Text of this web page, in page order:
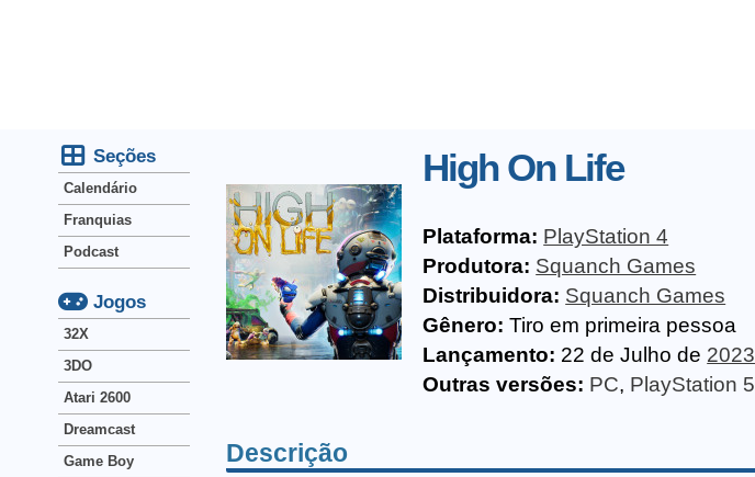
High On Life
Plataforma: PlayStation 4
Produtora: Squanch Games
Distribuidora: Squanch Games
Gênero: Tiro em primeira pessoa
Lançamento: 22 de Julho de 2023
Outras versões: PC, PlayStation 5
Descrição
Seções
Calendário
Franquias
Podcast
Jogos
32X
3DO
Atari 2600
Dreamcast
Game Boy